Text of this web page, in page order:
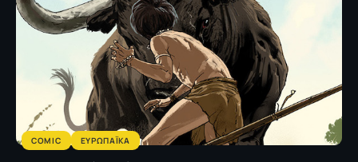
COMIC ΕΥΡΩΠΑΪΚΑ